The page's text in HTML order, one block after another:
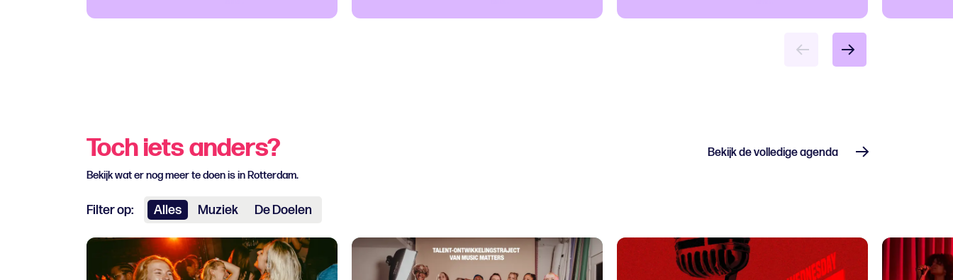
Toch iets anders?
Bekijk wat er nog meer te doen is in Rotterdam.
Filter op: Alles Muziek De Doelen
Bekijk de volledige agenda